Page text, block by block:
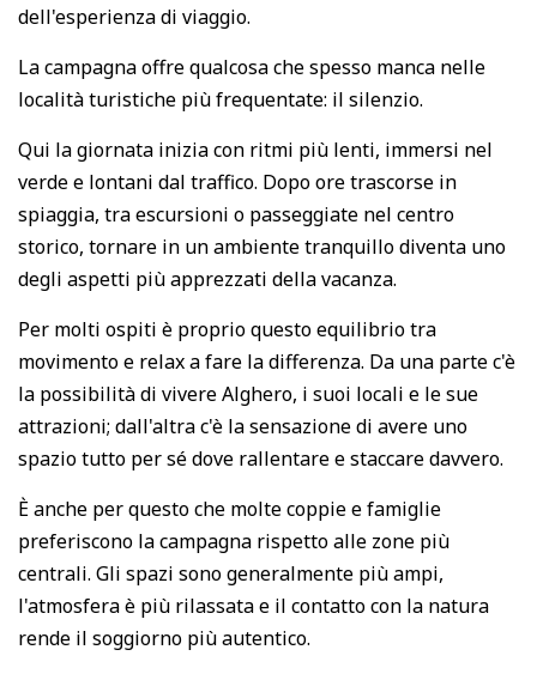
dell'esperienza di viaggio.
La campagna offre qualcosa che spesso manca nelle
località turistiche più frequentate: il silenzio.
Qui la giornata inizia con ritmi più lenti, immersi nel
verde e lontani dal traffico. Dopo ore trascorse in
spiaggia, tra escursioni o passeggiate nel centro
storico, tornare in un ambiente tranquillo diventa uno
degli aspetti più apprezzati della vacanza.
Per molti ospiti è proprio questo equilibrio tra
movimento e relax a fare la differenza. Da una parte c'è
la possibilità di vivere Alghero, i suoi locali e le sue
attrazioni; dall'altra c'è la sensazione di avere uno
spazio tutto per sé dove rallentare e staccare davvero.
È anche per questo che molte coppie e famiglie
preferiscono la campagna rispetto alle zone più
centrali. Gli spazi sono generalmente più ampi,
l'atmosfera è più rilassata e il contatto con la natura
rende il soggiorno più autentico.